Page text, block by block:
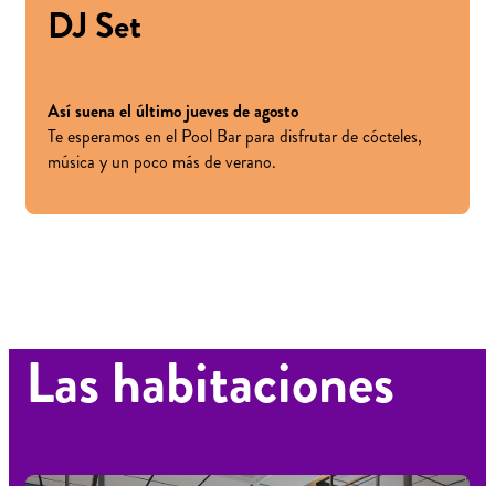
DJ Set
Así suena el último jueves de agosto
Te esperamos en el Pool Bar para disfrutar de cócteles,
música y un poco más de verano.
Las habitaciones